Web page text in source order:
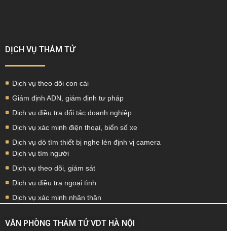
DỊCH VỤ THÁM TỬ
Dịch vụ theo dõi con cái
Giám định ADN, giám định tư pháp
Dịch vụ điều tra đối tác doanh nghiệp
Dịch vụ xác minh điện thoại, biển số xe
Dịch vụ dò tìm thiết bị nghe lén định vị camera
Dịch vụ tìm người
Dịch vụ theo dõi, giám sát
Dịch vụ điều tra ngoại tình
Dịch vụ xác minh nhân thân
VĂN PHÒNG THÁM TỬ VDT HÀ NỘI